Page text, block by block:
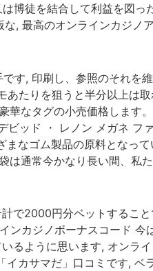
博徒を結合して利益を図
, 最高のオンラインカジノ
す, 印刷し、参照のそれを
たりを狙うと半分以上は
豪華なタグの小売価格
ッド ・ レノン メガネ フ
なゴム製品の原料となって
通常今かなり長い間、私
で2000円分ベットするこ
カジノボーナスコード 今
るように思います, オンラ
カサマだ」口コミです, ベ